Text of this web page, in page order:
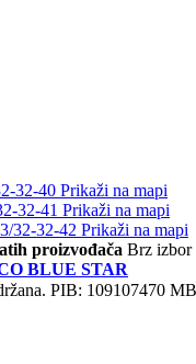
32-40 Prikaži na mapi
32-41 Prikaži na mapi
32-32-42 Prikaži na mapi
proizvođača Brz izbor
BLUE STAR
PIB: 109107470